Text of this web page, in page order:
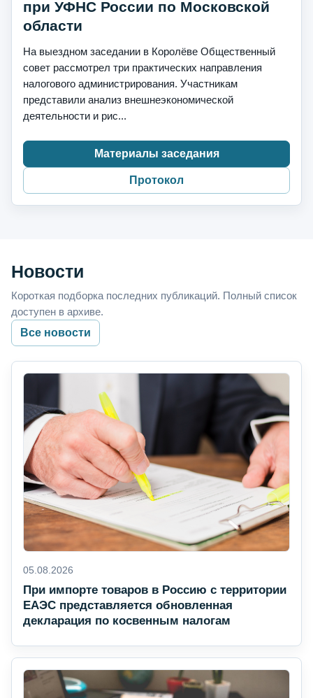
при УФНС России по Московской
области
На выездном заседании в Королёве Общественный
совет рассмотрел три практических направления
налогового администрирования. Участникам
представили анализ внешнеэкономической
деятельности и рис...
Материалы заседания
Протокол
Новости
Короткая подборка последних публикаций. Полный список
доступен в архиве.
Все новости
05.08.2026
При импорте товаров в Россию с территории
ЕАЭС представляется обновленная
декларация по косвенным налогам